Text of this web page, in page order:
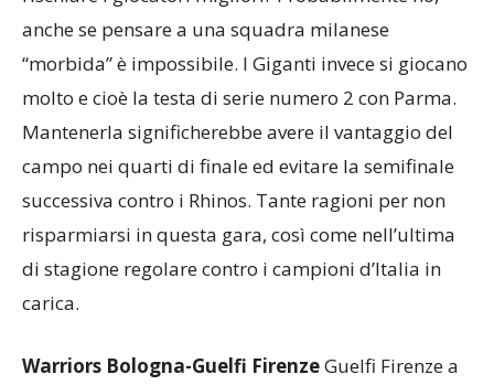
anche se pensare a una squadra milanese
“morbida” è impossibile. I Giganti invece si giocano
molto e cioè la testa di serie numero 2 con Parma.
Mantenerla significherebbe avere il vantaggio del
campo nei quarti di finale ed evitare la semifinale
successiva contro i Rhinos. Tante ragioni per non
risparmiarsi in questa gara, così come nell’ultima
di stagione regolare contro i campioni d’Italia in
carica.
Warriors Bologna-Guelfi FirenzeGuelfi Firenze a